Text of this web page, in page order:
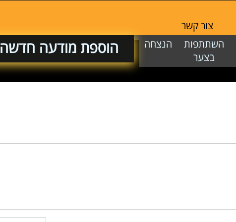
צור קשר
השתתפות
בצער
הנצחה הוספת מודעה חדשה